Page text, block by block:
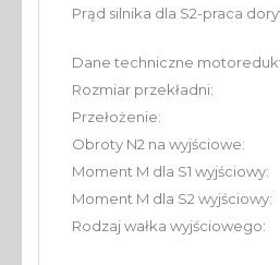
Prąd silnika dla S2-praca
Dane techniczne
Rozmiar przekładni:
Przełożenie:
Obroty N2 na wyjściowe:
Moment M dla S1 wyjściowy:
Moment M dla S2 wyjściowy:
Rodzaj wałka wyjściowego: